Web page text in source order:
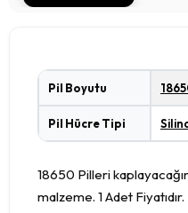
Pil Boyutu
Pil Hücre Tipi
18650 Pilleri
malzeme. 1 Adet Fiyatıdır.